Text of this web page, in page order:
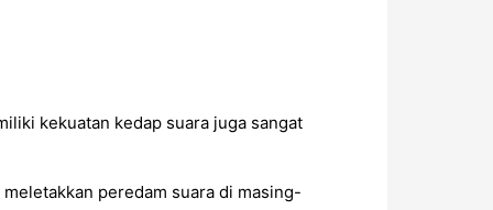
kekuatan kedap suara juga sangat
peredam suara di masing-